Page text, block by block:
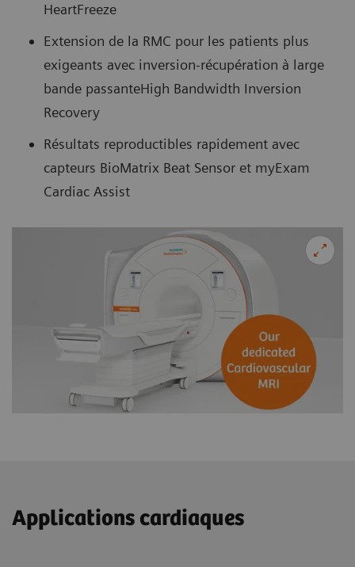
HeartFreeze
Extension de la RMC pour les patients plus
exigeants avec inversion-récupération à large
bande passanteHigh Bandwidth Inversion
Recovery
Résultats reproductibles rapidement avec
capteurs BioMatrix Beat Sensor et myExam
Cardiac Assist
Applications cardiaques